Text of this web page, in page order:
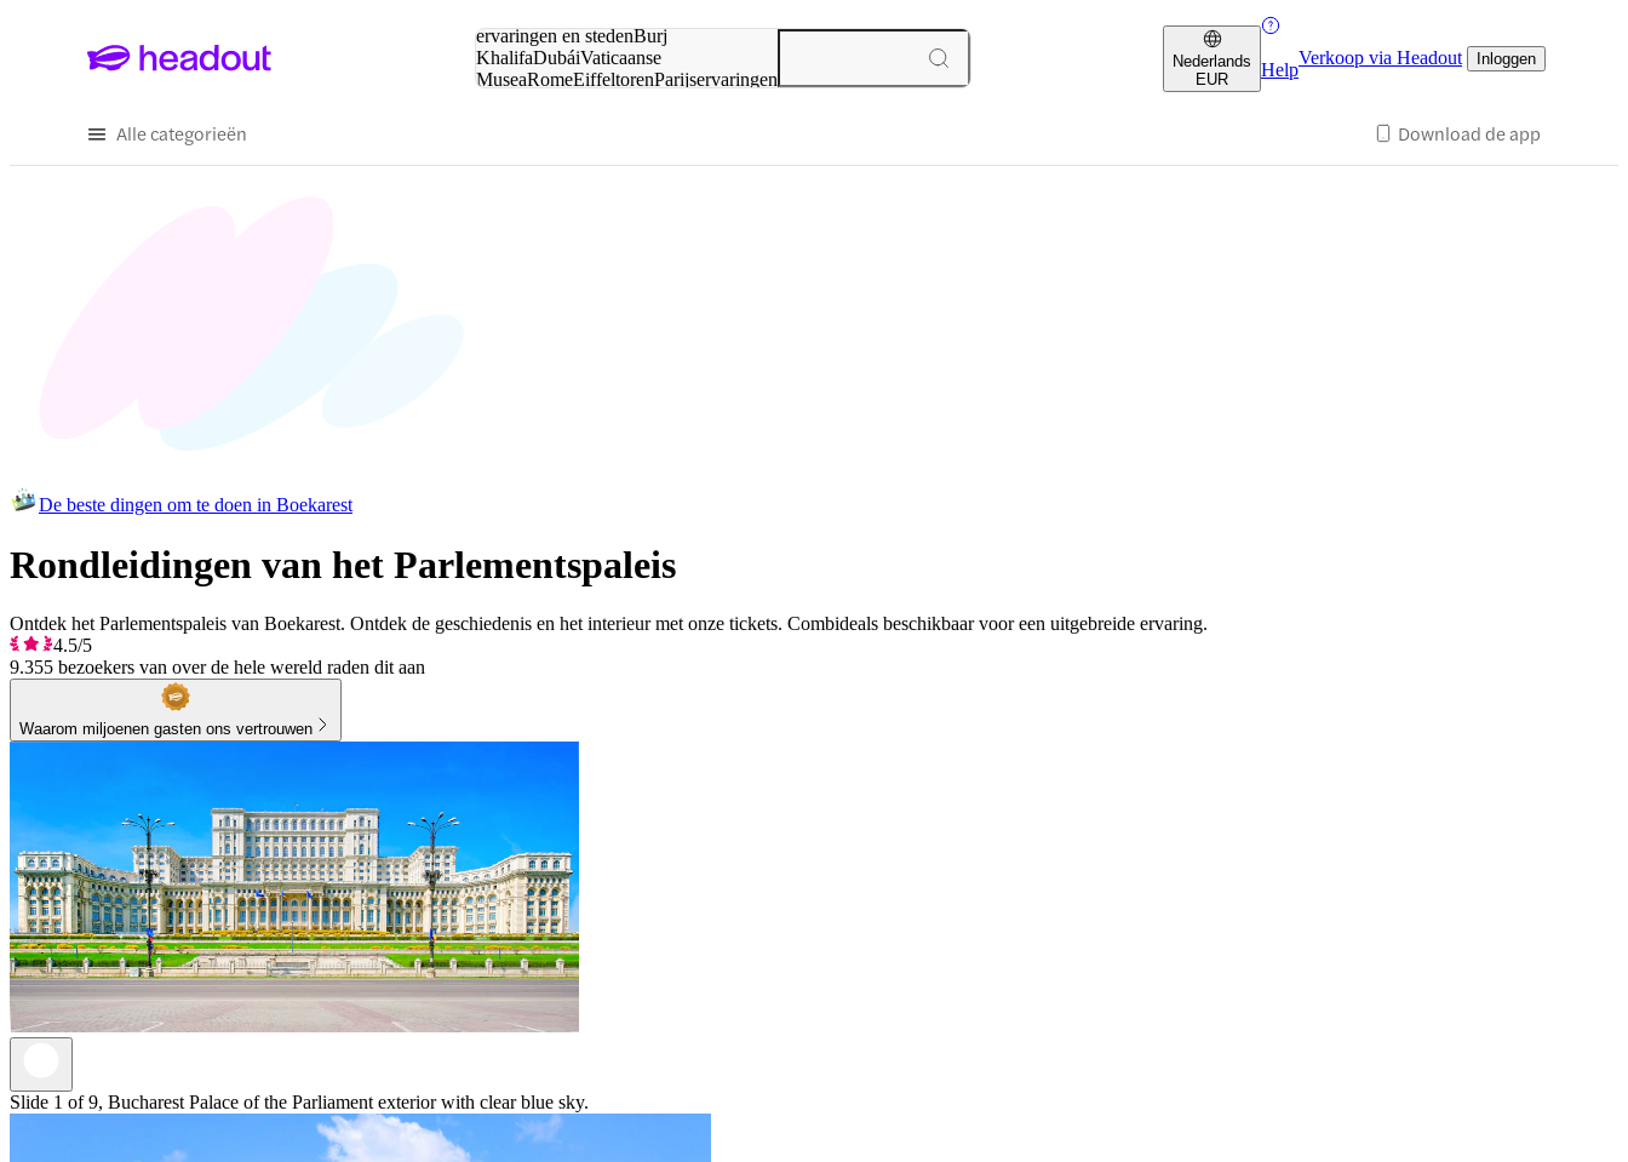
ervaringen en stedenBurj
KhalifaDubáiVaticaanse
MuseaRomeEiffeltorenParijservaringen
Nederlands
EUR
Help
Verkoop via Headout Inloggen
Alle categorieën Download de app
De beste dingen om te doen in Boekarest
Rondleidingen van het Parlementspaleis
Ontdek het Parlementspaleis van Boekarest. Ontdek de geschiedenis en het interieur met onze tickets. Combideals beschikbaar voor een uitgebreide ervaring.
4.5/5
9.355 bezoekers van over de hele wereld raden dit aan
Waarom miljoenen gasten ons vertrouwen
Slide 1 of 9, Bucharest Palace of the Parliament exterior with clear blue sky.